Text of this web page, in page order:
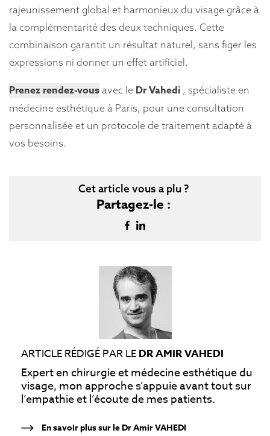
rajeunissement global et harmonieux du visage grâce à
la complémentarité des deux techniques. Cette
combinaison garantit un résultat naturel, sans figer les
expressions ni donner un effet artificiel.
Prenez rendez-vous avec le Dr Vahedi , spécialiste en
médecine esthétique à Paris, pour une consultation
personnalisée et un protocole de traitement adapté à
vos besoins.
Cet article vous a plu ?
Partagez-le :
ARTICLE RÉDIGÉ PAR LE DR AMIR VAHEDI
Expert en chirurgie et médecine esthétique du
visage, mon approche s’appuie avant tout sur
l’empathie et l’écoute de mes patients.
En savoir plus sur le Dr Amir VAHEDI